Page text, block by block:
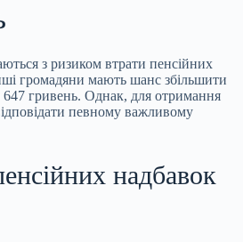
з ризиком втрати пенсійних
громадяни мають шанс збільшити
647 гривень. Однак, для отримання
певному важливому
надбавок